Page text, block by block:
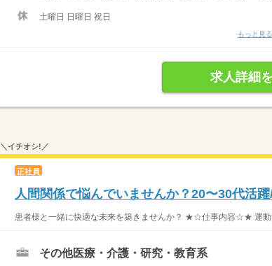
土曜日 日曜日 祝日
もっと見る
求人詳細
＼イチオシ!／
正社員
人間関係で悩んでいませんか？20〜30代活
患者様と一緒に快適な未来を築きませんか？ ★☆仕事内容☆★ 運動
その他医療・介護・研究・教育系